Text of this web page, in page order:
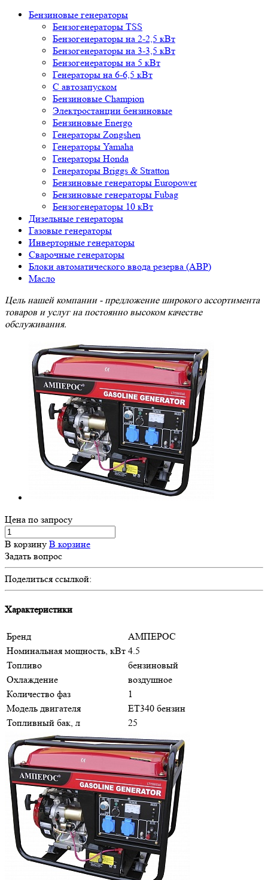
Бензиновые генераторы
Бензогенераторы TSS
Бензогенераторы на 2-2,5 кВт
Бензогенераторы на 3-3,5 кВт
Бензогенераторы на 5 кВт
Генераторы на 6-6,5 кВт
С автозапуском
Бензиновые Champion
Электростанции бензиновые
Бензиновые Energo
Генераторы Zongshen
Генераторы Yamaha
Генераторы Honda
Генераторы Briggs & Stratton
Бензиновые генераторы Europower
Бензиновые генераторы Fubag
Бензогенераторы 10 кВт
Дизельные генераторы
Газовые генераторы
Инверторные генераторы
Сварочные генераторы
Блоки автоматического ввода резерва (АВР)
Масло
Цель нашей компании - предложение широкого ассортимента
товаров и услуг на постоянно высоком качестве
обслуживания.
Цена по запросу
В корзину В корзине
Задать вопрос
Поделиться ссылкой:
Характеристики
Бренд
АМПЕРОС
Номинальная мощность, кВт 4.5
Топливо
бензиновый
Охлаждение
воздушное
Количество фаз
1
Модель двигателя
ET340 бензин
Топливный бак, л
25